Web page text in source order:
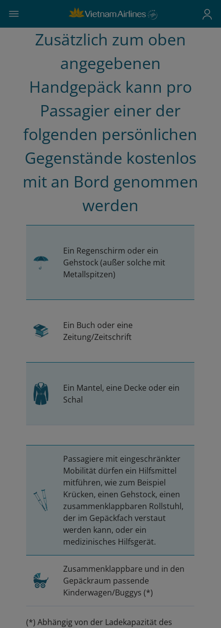
Zusätzlich zum oben
angegebenen
Handgepäck kann pro
Passagier einer der
folgenden persönlichen
Gegenstände kostenlos
mit an Bord genommen
werden
Ein Regenschirm oder ein
Gehstock (außer solche mit
Metallspitzen)
Ein Buch oder eine
Zeitung/Zeitschrift
Ein Mantel, eine Decke oder ein
Schal
Passagiere mit eingeschränkter
Mobilität dürfen ein Hilfsmittel
mitführen, wie zum Beispiel
Krücken, einen Gehstock, einen
zusammenklappbaren Rollstuhl,
der im Gepäckfach verstaut
werden kann, oder ein
medizinisches Hilfsgerät.
Zusammenklappbare und in den
Gepäckraum passende
Kinderwagen/Buggys (*)
(*) Abhängig von der Ladekapazität des